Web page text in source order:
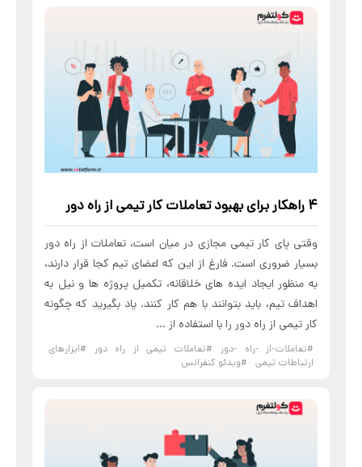
۴ راهکار برای بهبود تعاملات کار تیمی از راه دور
وقتی پای کار تیمی مجازی در میان است، تعاملات از راه دور
بسیار ضروری است. فارغ از این که اعضای تیم کجا قرار دارند،
به منظور ایجاد ایده های خلاقانه، تکمیل پروژه‌ ها و نیل به
اهداف تیم، باید بتوانند با هم کار کنند. یاد بگیرید که چگونه
کار تیمی از راه دور را با استفاده از ...
#تعاملات-از -راه -دور #تعاملات تیمی از راه دور
#ابزارهای
ارتباطات تیمی
#ویدئو کنفرانس